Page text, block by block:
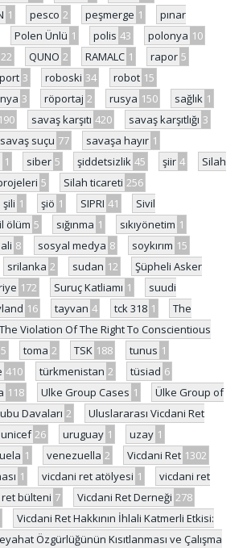
1 pesco 2 peşmerge 1
pınar
Polen Ünlü 1 polis 43 polonya 10
22 QUNO 2 RAMALC 1 rapor 5
3 roboski 34 robot 15
3 röportaj 2 rusya 150 sağlık 1
190 savaş karşıtı 420 savaş karşıtlığı 3
savaş suçu 77 savaşa hayır 1
1 siber 5 şiddetsizlik 45 şiir 4
Silah
5 Silah ticareti 256
şili 1 şiö 1 SIPRI 41
Sivil
ölüm 5 sığınma 1 sıkıyönetim 1
8 sosyal medya 8 soykırım 15
srilanka 2 sudan 12
Şüpheli Asker
172 Suruç Katliamı 1
suudi
16 tayvan 4 tck 318 1
The
Violation Of The Right To Conscientious
5 toma 2 TSK 188 tunus 1
410 türkmenistan 2 tüsiad 6
118 Ulke Group Cases 1
Ülke Group of
Davaları 2
Uluslararası Vicdani Ret
unicef 26 uruguay 1 uzay 1
1 venezuella 2 Vicdani Ret 1302
1 vicdani ret atölyesi 1
vicdani ret
bülteni 7 Vicdani Ret Derneği 278
Vicdani Ret Hakkının İhlali Katmerli Etkisi:
Özgürlüğünün Kısıtlanması ve Çalışma